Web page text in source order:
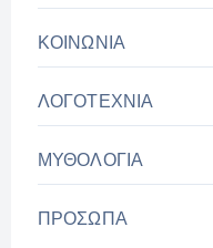
ΚΟΙΝΩΝΙΑ
ΛΟΓΟΤΕΧΝΙΑ
ΜΥΘΟΛΟΓΙΑ
ΠΡΟΣΩΠΑ